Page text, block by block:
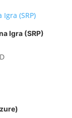
Igra (SRP)